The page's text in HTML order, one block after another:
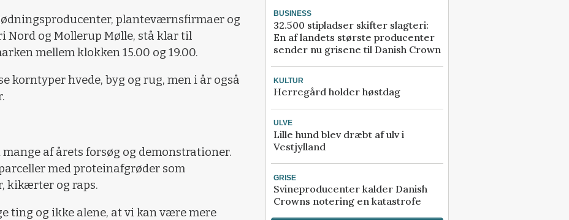
planteværnsfirmaer og
Nord og Mollerup Mølle, stå klar til
mellem klokken 15.00 og 19.00.
korntyper hvede, byg og rug, men i år også
af årets forsøg og demonstrationer.
med proteinafgrøder som
kikærter og raps.
ting og ikke alene, at vi kan være mere
BUSINESS
32.500 stipladser skifter slagteri:
En af landets største producenter
sender nu grisene til Danish Crown
KULTUR
Herregård holder høstdag
ULVE
Lille hund blev dræbt af ulv i
Vestjylland
GRISE
Svineproducenter kalder Danish
Crowns notering en katastrofe